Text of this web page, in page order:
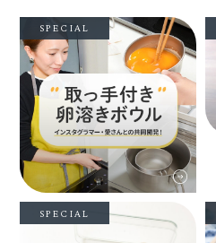
SPECIAL
SPECIAL